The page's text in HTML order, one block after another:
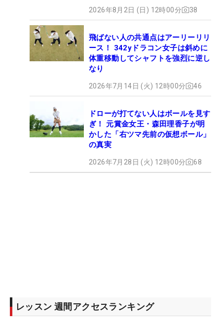
2026年8月2日 (日) 12時00分 38
飛ばない人の共通点はアーリーリリ
ース！ 342yドラコン女子は斜めに
体重移動してシャフトを強烈に逆し
なり
2026年7月14日 (火) 12時00分 46
ドローが打てない人はボールを見す
ぎ！ 元賞金女王・森田理香子が明
かした「右ツマ先前の仮想ボール」
の真実
2026年7月28日 (火) 12時00分 68
レッスン 週間アクセスランキング